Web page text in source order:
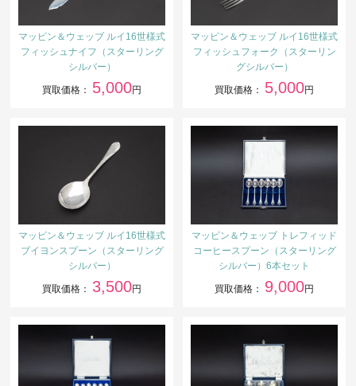
マッピン＆ウェッブ ルイ16世様式
フィッシュナイフ（スターリング
シルバー）
買取価格： 5,000円
マッピン＆ウェッブ ルイ16世様式
フィッシュフォーク（スターリン
グシルバー）
買取価格： 5,000円
マッピン＆ウェッブ ルイ16世様式
ブイヨンスプーン（スターリング
シルバー）
買取価格： 3,500円
マッピン＆ウェッブ トレフィッド
コーヒースプーン（スターリング
シルバー）6本セット
買取価格： 9,000円